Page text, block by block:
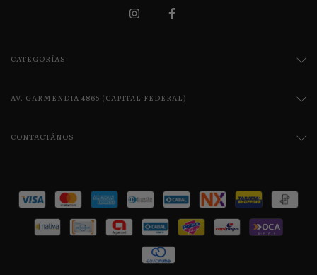
CATEGORÍAS
AV. GARMENDIA 4865 (CAPITAL FEDERAL)
CONTACTÁNOS